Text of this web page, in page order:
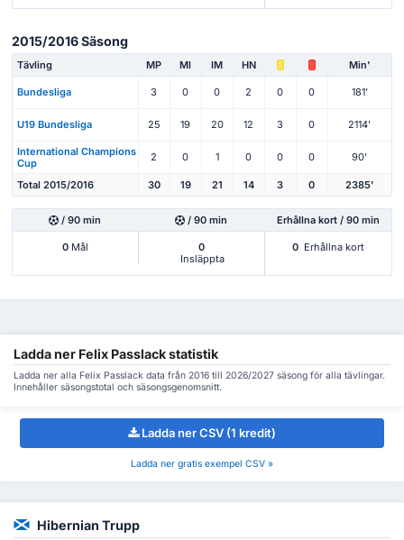
2015/2016 Säsong
Tävling MP Ml IM HN Min'
Bundesliga 3 0 0 2 0 0 181'
U19 Bundesliga 25 19 20 12 3 0 2114'
International Champions
Cup
2 0 1 0 0 0 90'
Total 2015/2016 30 19 21 14 3 0 2385'
/ 90 min / 90 min Erhållna kort / 90 min
0Mål
0
Insläppta
0 Erhållna kort
Ladda ner Felix Passlack statistik
Ladda ner alla Felix Passlack data från 2016 till 2026/2027 säsong för alla tävlingar.
Innehåller säsongstotal och säsongsgenomsnitt.
Ladda ner CSV (1 kredit)
Ladda ner gratis exempel CSV »
Hibernian Trupp